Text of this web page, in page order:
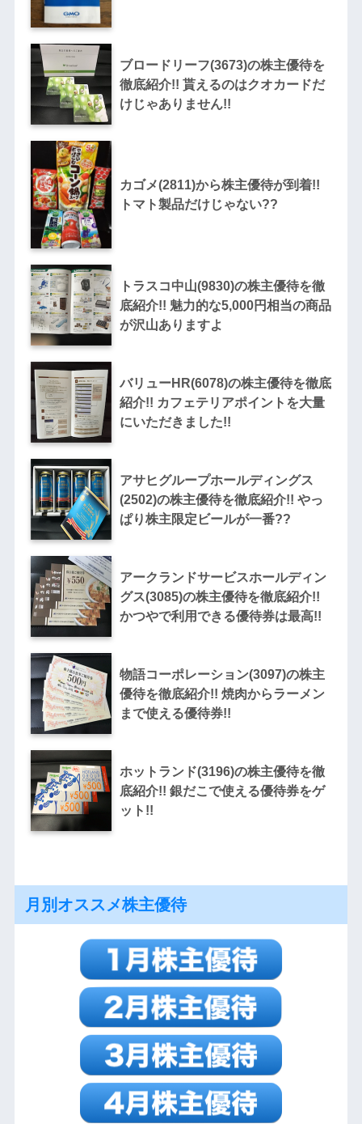
ブロードリーフ(3673)の株主優待を
徹底紹介!! 貰えるのはクオカードだ
けじゃありません!!
カゴメ(2811)から株主優待が到着!!
トマト製品だけじゃない??
トラスコ中山(9830)の株主優待を徹
底紹介!! 魅力的な5,000円相当の商品
が沢山ありますよ
バリューHR(6078)の株主優待を徹底
紹介!! カフェテリアポイントを大量
にいただきました!!
アサヒグループホールディングス
(2502)の株主優待を徹底紹介!! やっ
ぱり株主限定ビールが一番??
アークランドサービスホールディン
グス(3085)の株主優待を徹底紹介!!
かつやで利用できる優待券は最高!!
物語コーポレーション(3097)の株主
優待を徹底紹介!! 焼肉からラーメン
まで使える優待券!!
ホットランド(3196)の株主優待を徹
底紹介!! 銀だこで使える優待券をゲ
ット!!
月別オススメ株主優待